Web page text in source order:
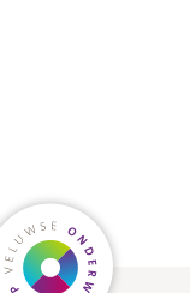
Ga naar